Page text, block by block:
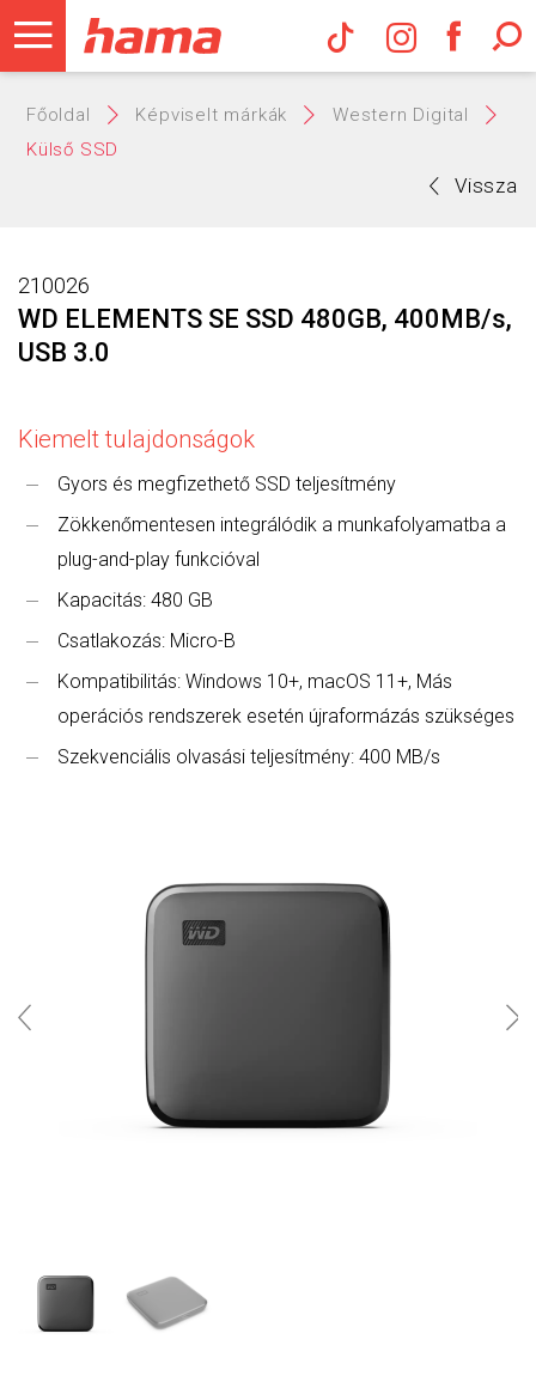
Hama
Főoldal Képviselt márkák
Western Digital
Külső SSD
Vissza
210026
WD ELEMENTS SE SSD 480GB, 400MB/s,
USB 3.0
Kiemelt tulajdonságok
Gyors és megfizethető SSD teljesítmény
Zökkenőmentesen integrálódik a munkafolyamatba a
plug-and-play funkcióval
Kapacitás: 480 GB
Csatlakozás: Micro-B
Kompatibilitás: Windows 10+, macOS 11+, Más
operációs rendszerek esetén újraformázás szükséges
Szekvenciális olvasási teljesítmény: 400 MB/s